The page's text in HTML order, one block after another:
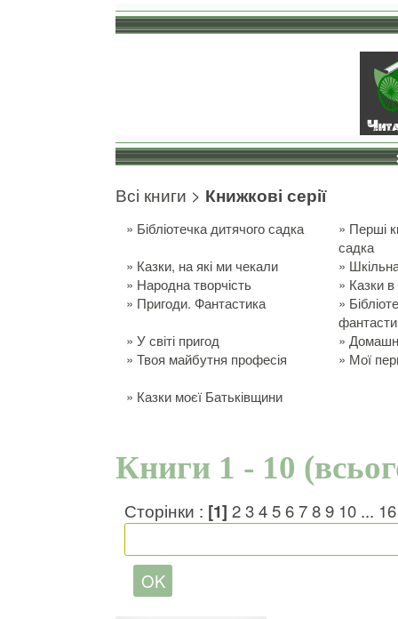
Всі книги > Книжкові серії
» Бібліотечка дитячого садка » Перші
садка
» Казки, на які ми чекали »
» Народна творчість » Казки
» Пригоди. Фантастика »
»У світі пригод »
»Твоя майбутня професія » Мої
» Казки моєї Батьківщини
Книги 1 - 10
Сторінки : [1] 23456789 10 ... 16